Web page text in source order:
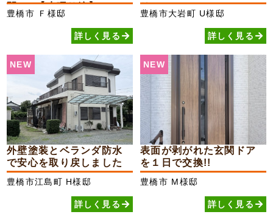
間へ!!【水廻り編】
豊橋市 Ｆ様邸
詳しく見る
リフォーム
豊橋市大岩町 U様邸
詳しく見る
NEW
外壁塗装とベランダ防水
で安心を取り戻しました
豊橋市江島町 H様邸
詳しく見る
NEW
表面が剥がれた玄関ドア
を１日で交換!!
豊橋市 M様邸
詳しく見る